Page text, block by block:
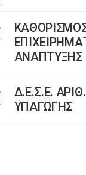
ΑΝΑΠΤΥΞΗΣ
Δ.Ε.Σ.Ε.
ΥΠΑΓΩΓΗΣ